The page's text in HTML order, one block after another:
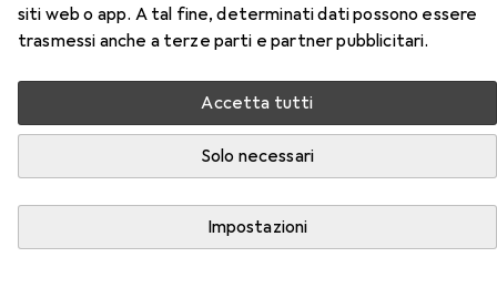
siti web o app. A tal fine, determinati dati possono essere
trasmessi anche a terze parti e partner pubblicitari.
Accetta tutti
Solo necessari
Impostazioni
Qui trovi accessori adatti per il prodotto Koken Chiave a
brugola della categoria Chiave a bussola + esagonale.
Rilevanza
Elenco dei prodotti
Chiave a bussola + esagonale
EUR
15,90